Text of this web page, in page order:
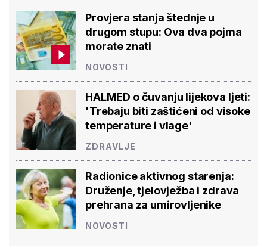
Provjera stanja štednje u
drugom stupu: Ova dva pojma
morate znati
NOVOSTI
HALMED o čuvanju lijekova ljeti:
'Trebaju biti zaštićeni od visoke
temperature i vlage'
ZDRAVLJE
Radionice aktivnog starenja:
Druženje, tjelovježba i zdrava
prehrana za umirovljenike
NOVOSTI